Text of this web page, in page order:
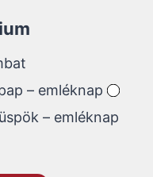
– emléknap
– emléknap